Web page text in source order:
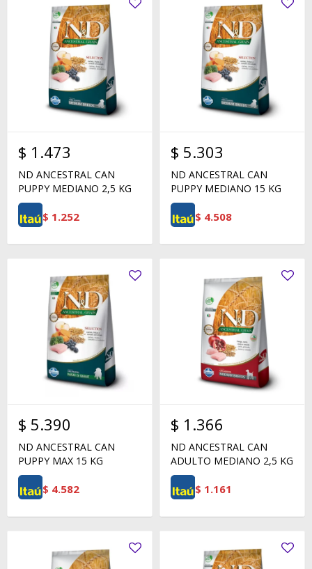
$ 1.473
ND ANCESTRAL CAN
PUPPY MEDIANO 2,5 KG
$ 1.252
$ 5.303
ND ANCESTRAL CAN
PUPPY MEDIANO 15 KG
$ 4.508
$ 5.390
ND ANCESTRAL CAN
PUPPY MAX 15 KG
$ 4.582
$ 1.366
ND ANCESTRAL CAN
ADULTO MEDIANO 2,5 KG
$ 1.161